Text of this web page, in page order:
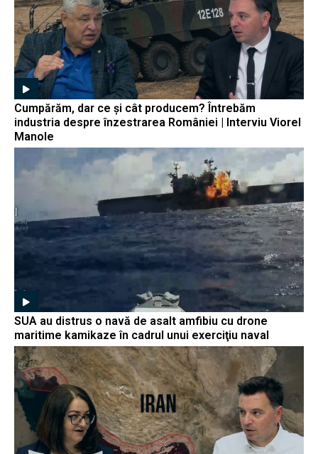
Cumpărăm, dar ce și cât producem? Întrebăm
industria despre înzestrarea României | Interviu Viorel
Manole
SUA au distrus o navă de asalt amfibiu cu drone
maritime kamikaze în cadrul unui exerciţiu naval